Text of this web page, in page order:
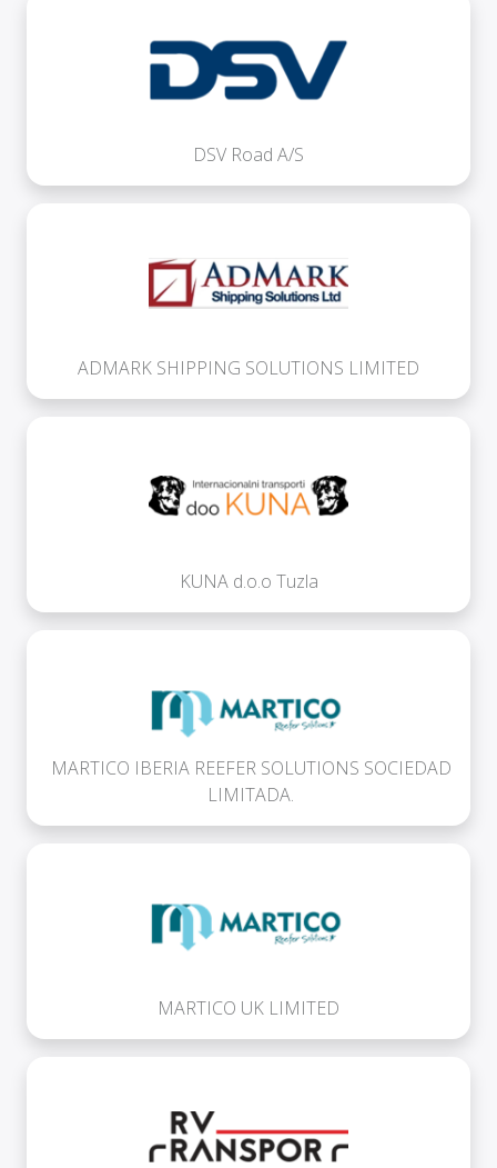
DSV Road A/S
ADMARK SHIPPING SOLUTIONS LIMITED
KUNA d.o.o Tuzla
MARTICO IBERIA REEFER SOLUTIONS SOCIEDAD
LIMITADA.
MARTICO UK LIMITED